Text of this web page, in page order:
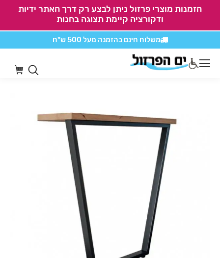
הזמנות מוצרי פרזול ניתן לבצע רק דרך האתר ידיות
ודקורציה קיימת תצוגה בחנות
משלוח חינם בהזמנה מעל 500 ש"ח